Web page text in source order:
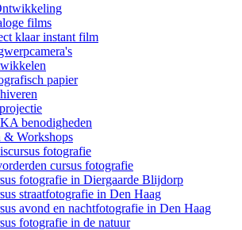
films
klaar instant film
papier
benodigheden
& Workshops
fotografie
cursus fotografie
fotografie in Diergaarde Blijdorp
straatfotografie in Den Haag
avond en nachtfotografie in Den Haag
fotografie in de natuur